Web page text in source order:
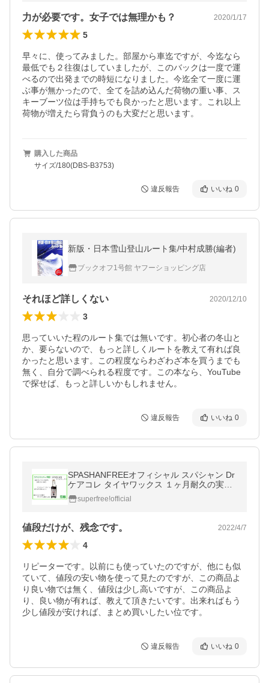
力が必要です。女子では無理かも？ 2020/1/17
5
早々に、使ってみました。部屋から車迄ですが、今迄なら
最低でも２往復はしていましたが、このバックは一度で運
べるので出発までの時短になりました。今迄全て一度に運
ぶ事が無かったので、全てを詰め込んだ荷物の重い事、ス
キーブーツ位は手持ちでも良かったと思います。これ以上
荷物が増えたら背負うのも大変だと思います。
購入した商品
サイズ/180(DBS-B3753)
違反報告 いいね 0
新版・日本雪山登山ルート集/中村成勝(編者)
ブックオフ1号館 ヤフーショッピング店
それほど詳しくない 2020/12/10
3
思っていいた程のルート集では無いです。初心者の冬山と
か、要らないので、もっと詳しくルートを教えて有れば良
かったと思います。この程度ならわざわざ本を買うまでも
無く、自分で調べられる程度です。この本なら、YouTube
で探せば、もっと詳しいかもしれません。
違反報告 いいね 0
SPASHANFREEオフィシャル スパシャン Dr
ケアコレ タイヤワックス １ヶ月耐久の実力
SPASHAN
superfree!official
値段だけが、残念です。 2022/4/7
4
リピーターです。以前にも使っていたのですが、他にも似
ていて、値段の安い物を使って見たのですが、この商品よ
り良い物では無く、値段は少し高いですが、この商品よ
り、良い物が有れば、教えて頂きたいです。出来ればもう
少し値段が安ければ、まとめ買いしたい位です。
違反報告 いいね 0